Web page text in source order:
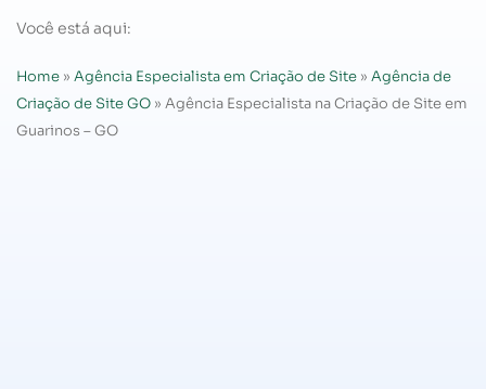
Você está aqui:
Home » Agência Especialista em Criação de Site » Agência de
Criação de Site GO » Agência Especialista na Criação de Site em
Guarinos – GO